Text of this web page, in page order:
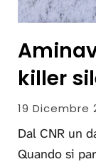
killer
19 Dicembre
Dal CNR un
Quando si